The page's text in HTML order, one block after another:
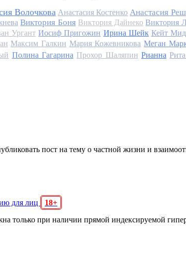
Волочкова Анастасия Костенко Анастасия
Виктория Боня Виктория Дайнеко Виктория
Ургант Иосиф Пригожин Ирина Шейк Кейт
Максим Галкин Мария Кожевникова Меган
Полина Гагарина Прохор Шаляпин Рианна
пост на тему о частной жизни и
для лиц
18+
только при наличии прямой индексируемой